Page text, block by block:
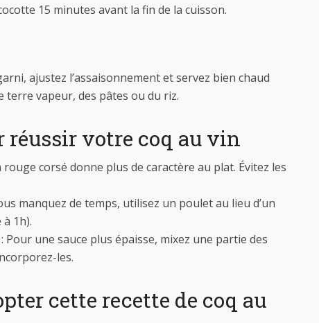
15 minutes avant la fin de la cuisson.
ajustez l’assaisonnement et servez bien chaud
terre vapeur, des pâtes ou du riz.
réussir votre coq au vin
rouge corsé donne plus de caractère au plat. Évitez les
manquez de temps, utilisez un poulet au lieu d’un
1h).
: Pour une sauce plus épaisse, mixez une partie des
les.
cette recette de coq au